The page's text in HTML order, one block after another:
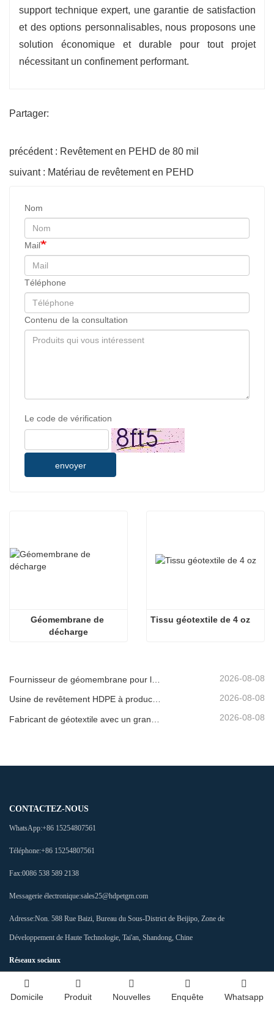
support technique expert, une garantie de satisfaction
et des options personnalisables, nous proposons une
solution économique et durable pour tout projet
nécessitant un confinement performant.
Partager:
précédent : Revêtement en PEHD de 80 mil
suivant : Matériau de revêtement en PEHD
Nom
Mail
Téléphone
Contenu de la consultation
Le code de vérification
envoyer
Géomembrane de
décharge
Tissu géotextile de 4 oz
2026-08-08
Usine de revêtement HDPE à production rapide 2026-08-08
2026-08-08
CONTACTEZ-NOUS
WhatsApp:+86 15254807561
Téléphone:+86 15254807561
Fax:0086 538 589 2138
Messagerie électronique:sales25@hdpetgm.com
Adresse:Non. 588 Rue Baizi, Bureau du Sous-District de Beijipo, Zone de
Développement de Haute Technologie, Tai'an, Shandong, Chine
Réseaux sociaux
Domicile Produit Nouvelles Enquête Whatsapp